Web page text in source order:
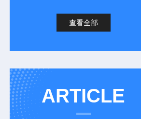
查看全部
ARTICLE